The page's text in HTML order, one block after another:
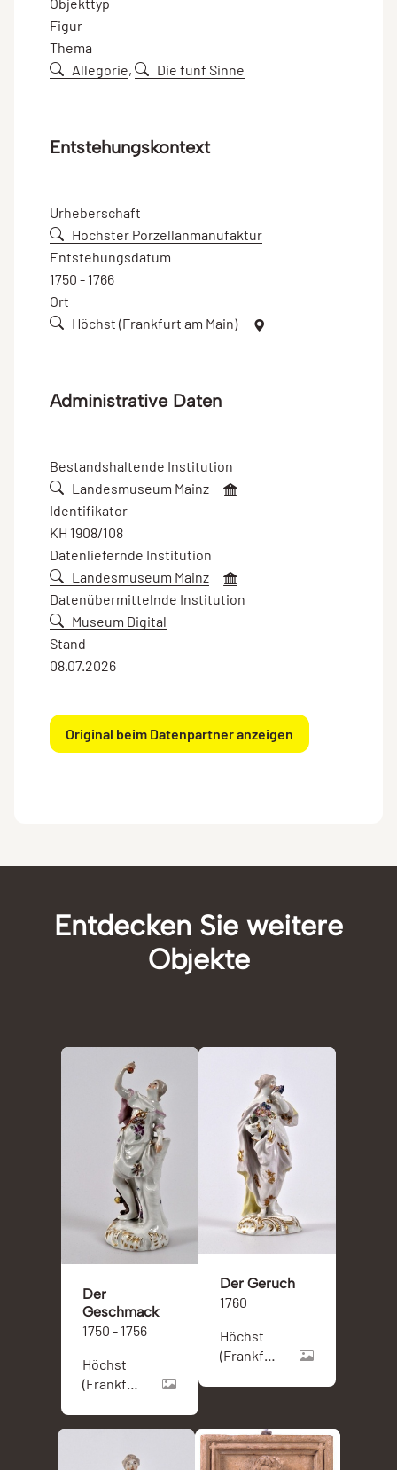
Figur
Thema
Allegorie, Die fünf Sinne
Entstehungskontext
Urheberschaft
Höchster Porzellanmanufaktur
Entstehungsdatum
1750 - 1766
Ort
Höchst (Frankfurt am Main)
Administrative Daten
Bestandshaltende Institution
Landesmuseum Mainz
Identifikator
KH 1908/108
Datenliefernde Institution
Landesmuseum Mainz
Datenübermittelnde Institution
Museum Digital
Stand
08.07.2026
Original beim Datenpartner anzeigen
Entdecken Sie weitere
Objekte
Der
Geschmack
1750 - 1756
Höchst
(Frankfurt
Der Geruch
1760
Höchst
(Frankfurt